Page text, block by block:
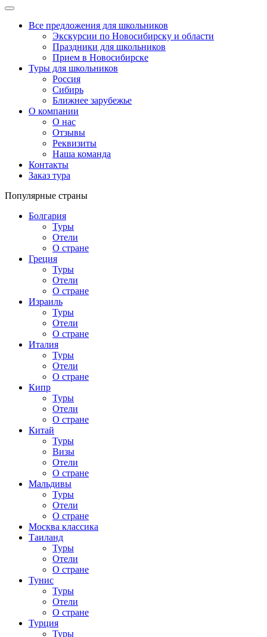
Все предложения для школьников
Экскурсии по Новосибирску и области
Праздники для школьников
Прием в Новосибирске
Туры для школьников
Россия
Сибирь
Ближнее зарубежье
О компании
О нас
Отзывы
Реквизиты
Наша команда
Контакты
Заказ тура
Популярные страны
Болгария
Туры
Отели
О стране
Греция
Туры
Отели
О стране
Израиль
Туры
Отели
О стране
Италия
Туры
Отели
О стране
Кипр
Туры
Отели
О стране
Китай
Туры
Визы
Отели
О стране
Мальдивы
Туры
Отели
О стране
Москва классика
Таиланд
Туры
Отели
О стране
Тунис
Туры
Отели
О стране
Турция
Туры